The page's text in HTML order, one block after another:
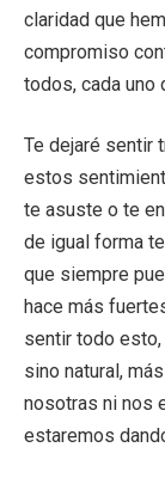
claridad que
compromiso
todos, cada uno
Te dejaré sentir
estos
te asuste o te
de igual forma
que siempre
hace más
sentir todo
sino natural,
nosotras ni nos
estaremos